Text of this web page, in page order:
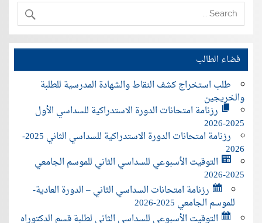
فضاء الطالب
طلب استخراج كشف النقاط والشهادة المدرسية للطلبة
والخريجين
رزنامة امتحانات الدورة الاستدراكية للسداسي الأول
2025-2026
رزنامة امتحانات الدورة الاستدراكية للسداسي الثاني 2025-
2026
التوقيت الأسبوعي للسداسي الثاني للموسم الجامعي
2025-2026
رزنامة امتحانات السداسي الثاني – الدورة العادية-
للموسم الجامعي 2025-2026
التوقيت الأسبوعي للسداسي الثاني لطلبة قسم الدكتوراه